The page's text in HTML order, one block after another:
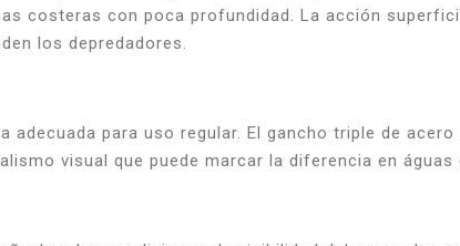
costeras con poca profundidad. La acción
los depredadores.
para uso regular. El gancho triple de
visual que puede marcar la diferencia en